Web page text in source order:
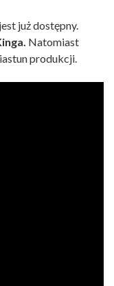
już dostępny.
Natomiast
produkcji.